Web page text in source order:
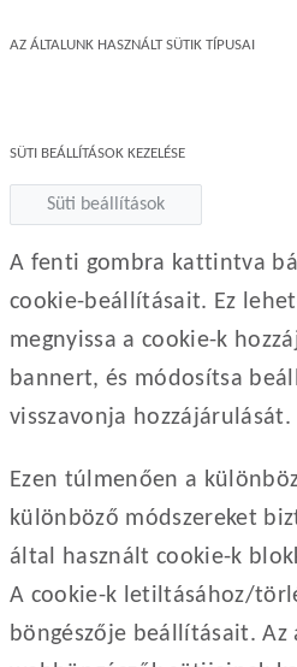
AZ ÁLTALUNK HASZNÁLT SÜTIK TÍPUSAI
SÜTI BEÁLLÍTÁSOK KEZELÉSE
Süti beállítások
A fenti gombra kattintva
cookie-beállításait. Ez
megnyissa a cookie-k
bannert, és módosítsa
visszavonja hozzájárulását.
Ezen túlmenően a
különböző módszereket
által használt cookie-k
A cookie-k letiltásához/
böngészője beállításait.